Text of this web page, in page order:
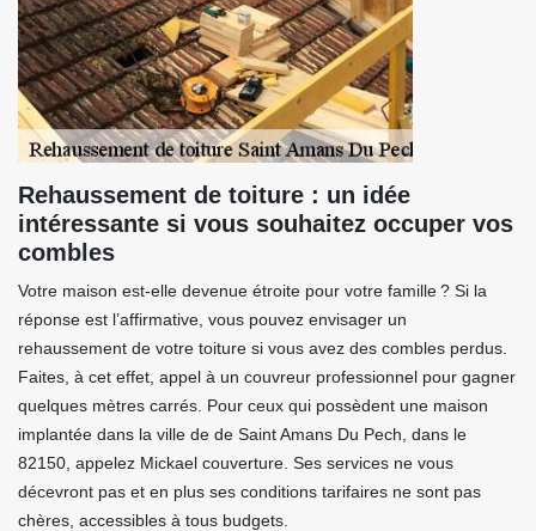
Rehaussement de toiture : un idée
intéressante si vous souhaitez occuper vos
combles
Votre maison est-elle devenue étroite pour votre famille ? Si la
réponse est l’affirmative, vous pouvez envisager un
rehaussement de votre toiture si vous avez des combles perdus.
Faites, à cet effet, appel à un couvreur professionnel pour gagner
quelques mètres carrés. Pour ceux qui possèdent une maison
implantée dans la ville de de Saint Amans Du Pech, dans le
82150, appelez Mickael couverture. Ses services ne vous
décevront pas et en plus ses conditions tarifaires ne sont pas
chères, accessibles à tous budgets.